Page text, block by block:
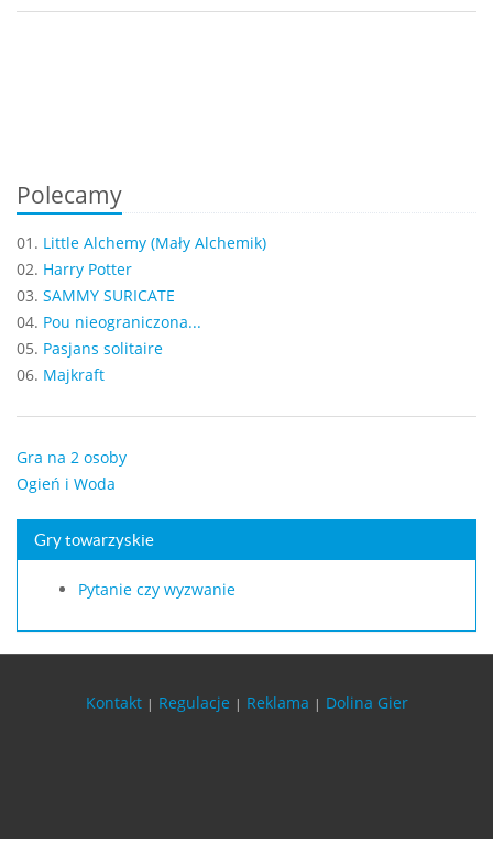
Polecamy
01. Little Alchemy (Mały Alchemik)
02. Harry Potter
03. SAMMY SURICATE
04. Pou nieograniczona...
05. Pasjans solitaire
06. Majkraft
Gra na 2 osoby
Ogień i Woda
Gry towarzyskie
Pytanie czy wyzwanie
Kontakt | Regulacje | Reklama | Dolina Gier